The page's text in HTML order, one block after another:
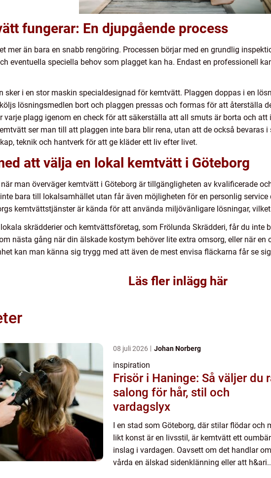
fungerar: En djupgående process
mer än bara en snabb rengöring. Processen börjar med en grundlig
eventuella speciella behov som plagget kan ha. Endast en professionell
sker i en stor maskin specialdesignad för kemtvätt. Plaggen doppas i en
lösningsmedlen bort och plaggen pressas och formas för att återställa
varje plagg igenom en check för att säkerställa att all smuts är borta och att
ser man till att plaggen inte bara blir rena, utan att de också bevaras
teknik och hantverk för att ge kläder ett liv efter livet.
att välja en lokal kemtvätt i Göteborg
man överväger kemtvätt i Göteborg är tillgängligheten av kvalificerade
bara till lokalsamhället utan får även möjligheten för en personlig
kemtvättstjänster är kända för att använda miljövänligare lösningar,
skrädderier och kemtvättsföretag, som Frölunda Skrädderi, får du inte
nästa gång när din älskade kostym behöver lite extra omsorg, eller när
kan man känna sig trygg med att även de mest envisa fläckarna får se
Läs fler inlägg här
08 juli 2026 Johan Norberg
inspiration
Frisör i Haninge: Så väljer du
salong för hår, stil och
vardagslyx
I en stad som Göteborg, där stilar flödar och
likt konst är en livsstil, är kemtvätt ett
inslag i vardagen. Oavsett om det handlar
vårda en älskad sidenklänning eller att